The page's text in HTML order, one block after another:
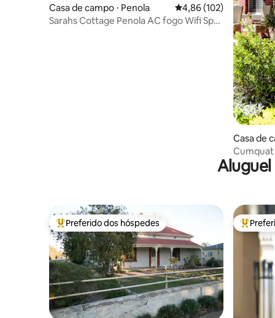
Casa de campo ⋅ Penola 4,86 de uma avaliação
4,86 (102)
Sarahs Cottage Penola AC fogo Wifi Spa
Casa de
Entre os melhores preferidos dos hóspedes
Preferido dos hóspedes Entre